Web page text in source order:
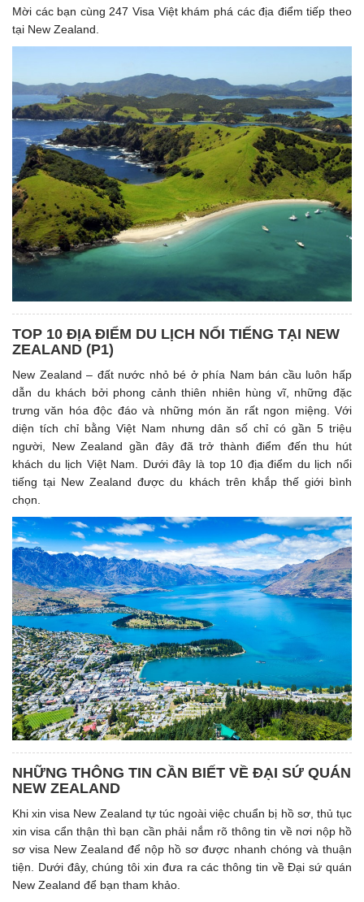
Mời các bạn cùng 247 Visa Việt khám phá các địa điểm tiếp theo
tại New Zealand.
TOP 10 ĐỊA ĐIỂM DU LỊCH NỔI TIẾNG TẠI NEW
ZEALAND (P1)
New Zealand – đất nước nhỏ bé ở phía Nam bán cầu luôn hấp
dẫn du khách bởi phong cảnh thiên nhiên hùng vĩ, những đặc
trưng văn hóa độc đáo và những món ăn rất ngon miệng. Với
diện tích chỉ bằng Việt Nam nhưng dân số chỉ có gần 5 triệu
người, New Zealand gần đây đã trở thành điểm đến thu hút
khách du lịch Việt Nam. Dưới đây là top 10 địa điểm du lịch nổi
tiếng tại New Zealand được du khách trên khắp thế giới bình
chọn.
NHỮNG THÔNG TIN CẦN BIẾT VỀ ĐẠI SỨ QUÁN
NEW ZEALAND
Khi xin visa New Zealand tự túc ngoài việc chuẩn bị hồ sơ, thủ tục
xin visa cẩn thận thì bạn cần phải nắm rõ thông tin về nơi nộp hồ
sơ visa New Zealand để nộp hồ sơ được nhanh chóng và thuận
tiện. Dưới đây, chúng tôi xin đưa ra các thông tin về Đại sứ quán
New Zealand để bạn tham khảo.